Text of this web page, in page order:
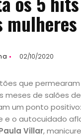
mulheres
02/10/2020
que
meses de salões
um ponto
e o autocuidado
Villar,